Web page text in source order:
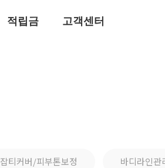
적립금 고객센터
잡티커버/피부톤보정 바디라인관